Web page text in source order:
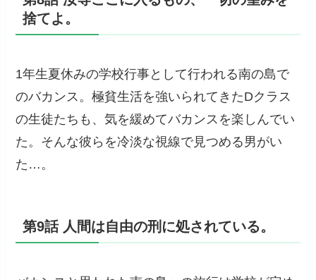
捨てよ。
1年生夏休みの学校行事として行われる南の島で
のバカンス。極貧生活を強いられてきたDクラス
の生徒たちも、気を緩めてバカンスを楽しんでい
た。そんな彼らを冷淡な視線で見つめる男がい
た…。
第9話 人間は自由の刑に処されている。